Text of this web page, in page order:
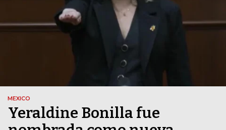
MEXICO
Yeraldine Bonilla fue